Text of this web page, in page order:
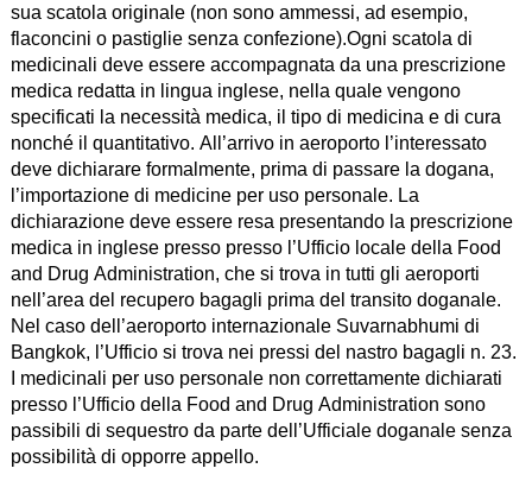
sua scatola originale (non sono ammessi, ad esempio,
flaconcini o pastiglie senza confezione).Ogni scatola di
medicinali deve essere accompagnata da una prescrizione
medica redatta in lingua inglese, nella quale vengono
specificati la necessità medica, il tipo di medicina e di cura
nonché il quantitativo. All’arrivo in aeroporto l’interessato
deve dichiarare formalmente, prima di passare la dogana,
l’importazione di medicine per uso personale. La
dichiarazione deve essere resa presentando la prescrizione
medica in inglese presso presso l’Ufficio locale della Food
and Drug Administration, che si trova in tutti gli aeroporti
nell’area del recupero bagagli prima del transito doganale.
Nel caso dell’aeroporto internazionale Suvarnabhumi di
Bangkok, l’Ufficio si trova nei pressi del nastro bagagli n. 23.
I medicinali per uso personale non correttamente dichiarati
presso l’Ufficio della Food and Drug Administration sono
passibili di sequestro da parte dell’Ufficiale doganale senza
possibilità di opporre appello.